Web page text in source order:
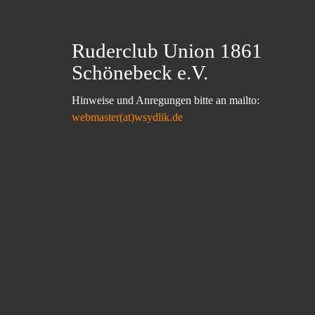
Ruderclub Union 1861
Schönebeck e.V.
Hinweise und Anregungen bitte an mailto:
webmaster(at)wsydlik.de